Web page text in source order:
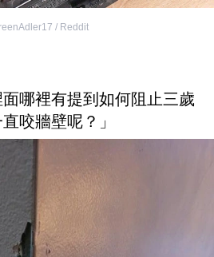
/ Reddit
面哪裡有提到如何阻止三歲
咬牆壁呢？」